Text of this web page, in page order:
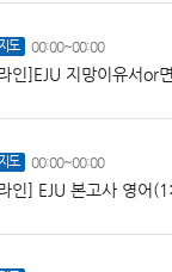
도 00:00~00:00
인]EJU 지망이유서or
도 00:00~00:00
인] EJU 본고사 영어